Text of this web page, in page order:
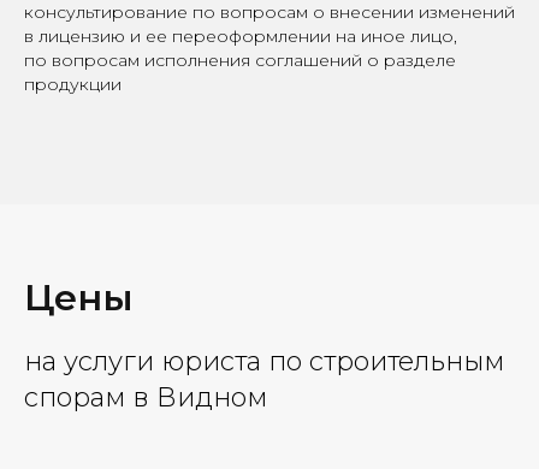
консультирование по вопросам о внесении изменений
в лицензию и ее переоформлении на иное лицо,
по вопросам исполнения соглашений о разделе
продукции
Цены
на услуги юриста по строительным
спорам в Видном